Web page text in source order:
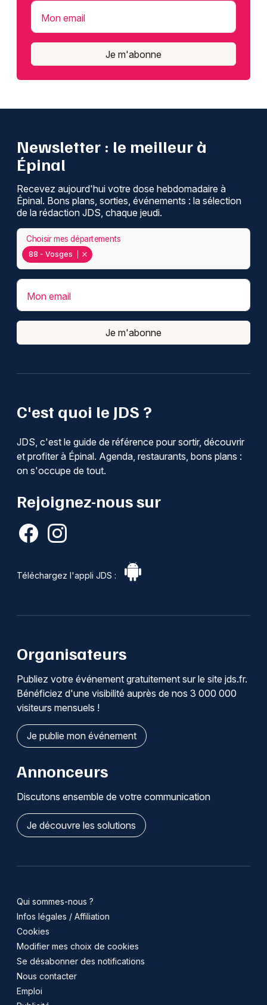
Mon email
Je m'abonne
C'est quoi le JDS ?
JDS, c'est le guide de référence pour sortir, découvrir
et profiter à Épinal. Agenda, restaurants, bons plans :
on s'occupe de tout.
Rejoignez-nous sur
Téléchargez l'appli JDS :
Newsletter : le meilleur à
Épinal
Recevez aujourd'hui votre dose hebdomadaire à
Épinal. Bons plans, sorties, événements : la sélection
de la rédaction JDS, chaque jeudi.
88 - Vosges
Choisir mes départements
Mon email
Je m'abonne
Organisateurs
Publiez votre événement gratuitement sur le site jds.fr.
Bénéficiez d'une visibilité auprès de nos 3 000 000
visiteurs mensuels !
Je publie mon événement
Annonceurs
Discutons ensemble de votre communication
Je découvre les solutions
Qui sommes-nous ?
Infos légales / Affiliation
Cookies
Modifier mes choix de cookies
Se désabonner des notifications
Nous contacter
Emploi